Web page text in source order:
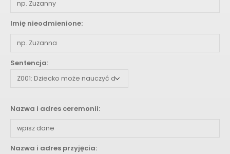
Imię nieodmienione:
Sentencja:
Nazwa i adres ceremonii:
Nazwa i adres przyjęcia: